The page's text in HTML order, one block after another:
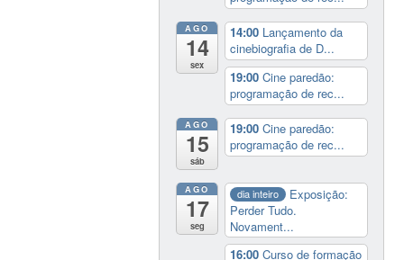
AGO
14
sex
14:00 Lançamento da
cinebiografia de D...
19:00Cine paredão:
programação de rec...
AGO
15
sáb
19:00Cine paredão:
programação de rec...
AGO
17
seg
dia inteiro
Exposição:
Perder Tudo.
Novament...
16:00Curso de formação